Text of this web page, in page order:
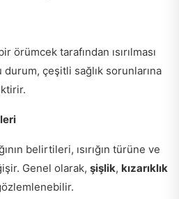
örümcek tarafından ısırılması
durum, çeşitli sağlık sorunlarına
belirtileri, ısırığın türüne ve
Genel olarak, şişlik, kızarıklık